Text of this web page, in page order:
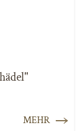
MEHR